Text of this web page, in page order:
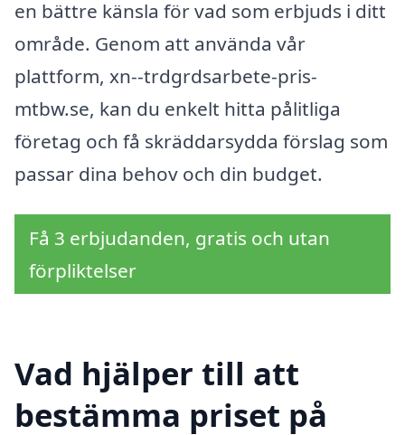
en bättre känsla för vad som erbjuds i ditt
område. Genom att använda vår
plattform, xn--trdgrdsarbete-pris-
mtbw.se, kan du enkelt hitta pålitliga
företag och få skräddarsydda förslag som
passar dina behov och din budget.
Få 3 erbjudanden, gratis och utan
förpliktelser
Vad hjälper till att
bestämma priset på